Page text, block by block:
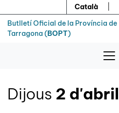
Català
Butlletí Oficial de la Província de
Tarragona (BOPT)
Dijous 2 d'abril